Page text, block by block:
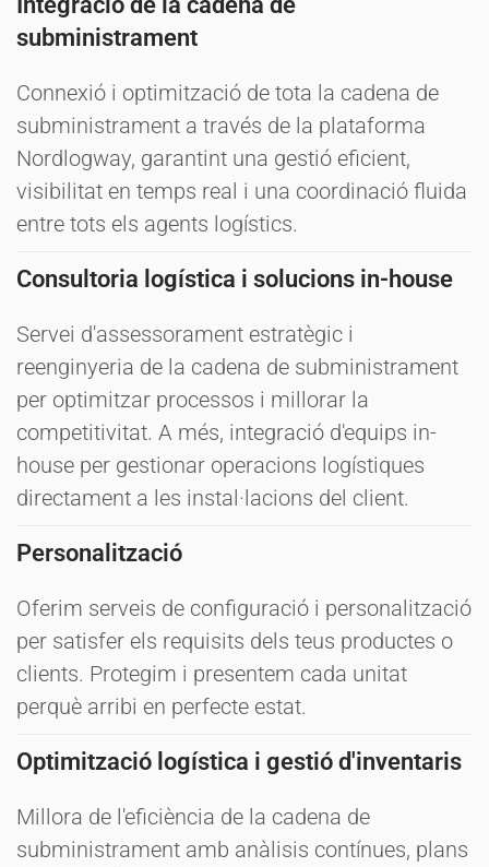
subministrament
Connexió i optimització de tota la cadena de
subministrament a través de la plataforma
Nordlogway, garantint una gestió eficient,
visibilitat en temps real i una coordinació fluida
entre tots els agents logístics.
Consultoria logística i solucions in-house
Servei d'assessorament estratègic i
reenginyeria de la cadena de subministrament
per optimitzar processos i millorar la
competitivitat. A més, integració d'equips in-
house per gestionar operacions logístiques
directament a les instal·lacions del client.
Personalització
Oferim serveis de configuració i personalització
per satisfer els requisits dels teus productes o
clients. Protegim i presentem cada unitat
perquè arribi en perfecte estat.
Optimització logística i gestió d'inventaris
Millora de l'eficiència de la cadena de
subministrament amb anàlisis contínues, plans